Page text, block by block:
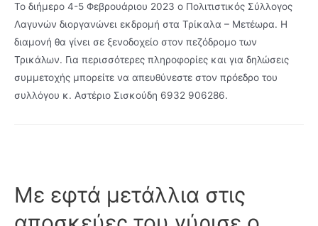
Το διήμερο 4-5 Φεβρουάριου 2023 ο Πολιτιστικός Σύλλογος
Λαγυνών διοργανώνει εκδρομή στα Τρίκαλα – Μετέωρα. Η
διαμονή θα γίνει σε ξενοδοχείο στον πεζόδρομο των
Τρικάλων. Για περισσότερες πληροφορίες και για δηλώσεις
συμμετοχής μπορείτε να απευθύνεστε στον πρόεδρο του
συλλόγου κ. Αστέριο Σισκούδη 6932 906286.
Με εφτά μετάλλια στις